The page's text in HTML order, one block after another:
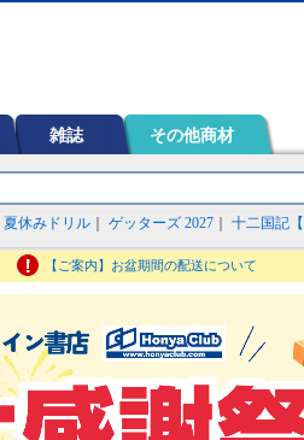
雑誌 その他商材
夏休みドリル ゲッターズ 2027 十二国記【
【ご案内】お盆期間の配送について